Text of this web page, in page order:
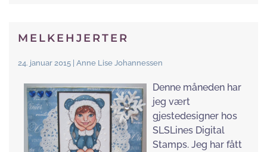
MELKEHJERTER
24. januar 2015 | Anne Lise Johannessen
Denne måneden har
jeg vært
gjestedesigner hos
SLSLines Digital
Stamps. Jeg har fått